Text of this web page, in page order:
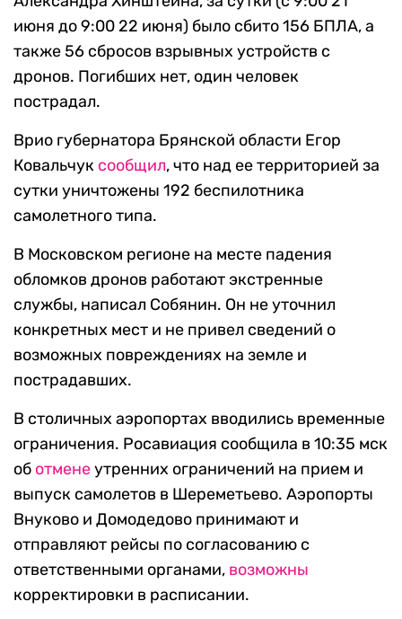
июня до 9:00 22 июня) было сбито 156 БПЛА, а
также 56 сбросов взрывных устройств с
дронов. Погибших нет, один человек
пострадал.
Врио губернатора Брянской области Егор
Ковальчук сообщил, что над ее территорией за
сутки уничтожены 192 беспилотника
самолетного типа.
В Московском регионе на месте падения
обломков дронов работают экстренные
службы, написал Собянин. Он не уточнил
конкретных мест и не привел сведений о
возможных повреждениях на земле и
пострадавших.
В столичных аэропортах вводились временные
ограничения. Росавиация сообщила в 10:35 мск
об отменеутренних ограничений на прием и
выпуск самолетов в Шереметьево. Аэропорты
Внуково и Домодедово принимают и
отправляют рейсы по согласованию с
ответственными органами, возможны
корректировки в расписании.